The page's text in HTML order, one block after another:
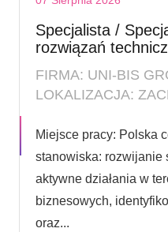
Specjalista /
rozwiązań
FIRMA: UNI-BIS
LOKALIZACJA:
Miejsce pracy: Polska
stanowiska: rozwijanie
aktywne działania w
biznesowych,
oraz...